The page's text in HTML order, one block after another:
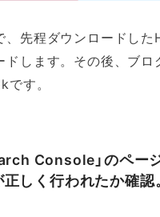
、先程ダウンロードした
ドします。その後、ブロ
す。
Console」のペー
しく行われたか確認